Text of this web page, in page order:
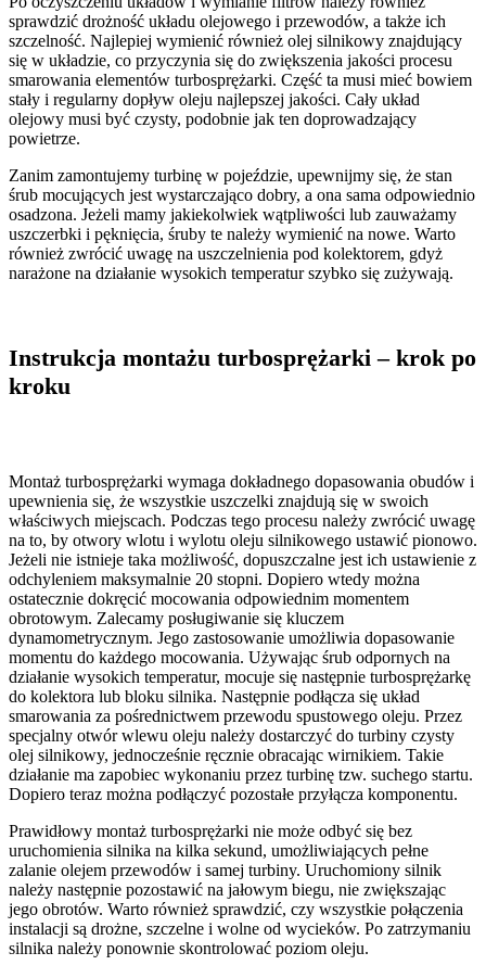
sprawdzić drożność układu olejowego i przewodów, a także ich
szczelność. Najlepiej wymienić również olej silnikowy znajdujący
się w układzie, co przyczynia się do zwiększenia jakości procesu
smarowania elementów turbosprężarki. Część ta musi mieć bowiem
stały i regularny dopływ oleju najlepszej jakości. Cały układ
olejowy musi być czysty, podobnie jak ten doprowadzający
powietrze.
Zanim zamontujemy turbinę w pojeździe, upewnijmy się, że stan
śrub mocujących jest wystarczająco dobry, a ona sama odpowiednio
osadzona. Jeżeli mamy jakiekolwiek wątpliwości lub zauważamy
uszczerbki i pęknięcia, śruby te należy wymienić na nowe. Warto
również zwrócić uwagę na uszczelnienia pod kolektorem, gdyż
narażone na działanie wysokich temperatur szybko się zużywają.
Instrukcja montażu turbosprężarki – krok po
kroku
Montaż turbosprężarki wymaga dokładnego dopasowania obudów i
upewnienia się, że wszystkie uszczelki znajdują się w swoich
właściwych miejscach. Podczas tego procesu należy zwrócić uwagę
na to, by otwory wlotu i wylotu oleju silnikowego ustawić pionowo.
Jeżeli nie istnieje taka możliwość, dopuszczalne jest ich ustawienie z
odchyleniem maksymalnie 20 stopni. Dopiero wtedy można
ostatecznie dokręcić mocowania odpowiednim momentem
obrotowym. Zalecamy posługiwanie się kluczem
dynamometrycznym. Jego zastosowanie umożliwia dopasowanie
momentu do każdego mocowania. Używając śrub odpornych na
działanie wysokich temperatur, mocuje się następnie turbosprężarkę
do kolektora lub bloku silnika. Następnie podłącza się układ
smarowania za pośrednictwem przewodu spustowego oleju. Przez
specjalny otwór wlewu oleju należy dostarczyć do turbiny czysty
olej silnikowy, jednocześnie ręcznie obracając wirnikiem. Takie
działanie ma zapobiec wykonaniu przez turbinę tzw. suchego startu.
Dopiero teraz można podłączyć pozostałe przyłącza komponentu.
Prawidłowy montaż turbosprężarki nie może odbyć się bez
uruchomienia silnika na kilka sekund, umożliwiających pełne
zalanie olejem przewodów i samej turbiny. Uruchomiony silnik
należy następnie pozostawić na jałowym biegu, nie zwiększając
jego obrotów. Warto również sprawdzić, czy wszystkie połączenia
instalacji są drożne, szczelne i wolne od wycieków. Po zatrzymaniu
silnika należy ponownie skontrolować poziom oleju.